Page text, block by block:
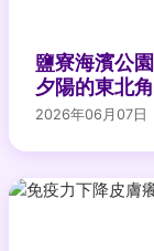
鹽寮海濱公
夕陽的東北
2026年06月07日